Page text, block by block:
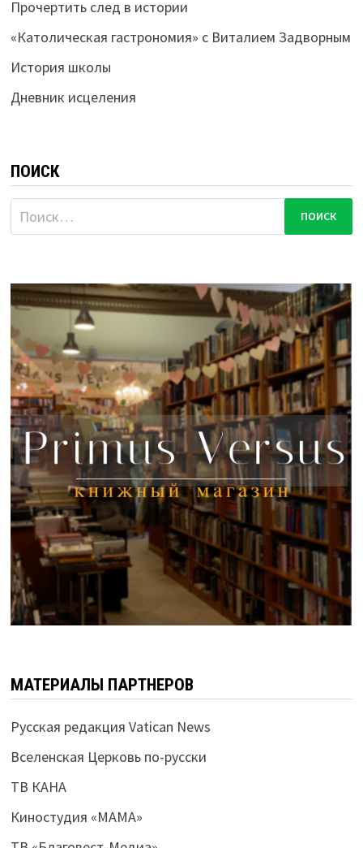
Прочертить след в истории
«Католическая гастрономия» с Виталием Задворным
История школы
Дневник исцеления
ПОИСК
Найти:
МАТЕРИАЛЫ ПАРТНЕРОВ
Русская редакция Vatican News
Вселенская Церковь по-русски
ТВ КАНА
Киностудия «МАМА»